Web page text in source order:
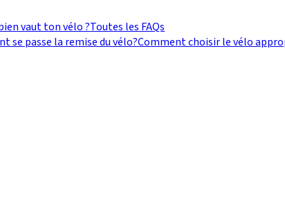
vaut ton vélo ?Toutes les FAQs
se passe la remise du vélo?Comment choisir le vélo